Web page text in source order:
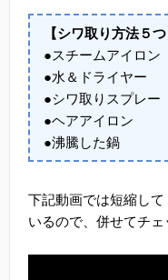
【シワ取り方法５つ
●スチームアイロン
●水＆ドライヤー
●シワ取りスプレー
●ヘアアイロン
●沸騰した鍋
下記動画では短縮し
いるので、併せてチェ